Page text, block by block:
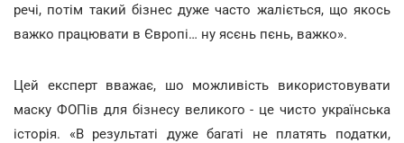
речі, потім такий бізнес дуже часто жаліється, що якось
важко працювати в Європі… ну ясєнь пєнь, важко».
Цей експерт вважає, шо можливість використовувати
маску ФОПів для бізнесу великого - це чисто українська
історія. «В результаті дуже багаті не платять податки,